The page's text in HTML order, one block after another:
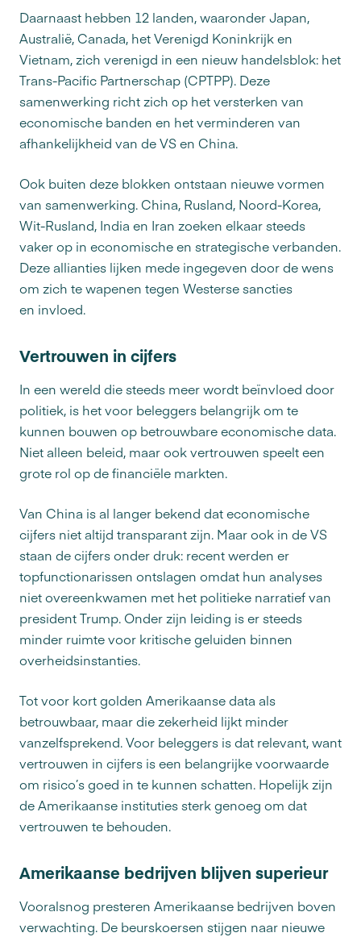
Daarnaast hebben 12 landen, waaronder Japan,
Australië, Canada, het Verenigd Koninkrijk en
Vietnam, zich verenigd in een nieuw handelsblok: het
Trans-Pacific Partnerschap (CPTPP). Deze
samenwerking richt zich op het versterken van
economische banden en het verminderen van
afhankelijkheid van de VS en China.
Ook buiten deze blokken ontstaan nieuwe vormen
van samenwerking. China, Rusland, Noord-Korea,
Wit-Rusland, India en Iran zoeken elkaar steeds
vaker op in economische en strategische verbanden.
Deze allianties lijken mede ingegeven door de wens
om zich te wapenen tegen Westerse sancties
en invloed.
Vertrouwen in cijfers
In een wereld die steeds meer wordt beïnvloed door
politiek, is het voor beleggers belangrijk om te
kunnen bouwen op betrouwbare economische data.
Niet alleen beleid, maar ook vertrouwen speelt een
grote rol op de financiële markten.
Van China is al langer bekend dat economische
cijfers niet altijd transparant zijn. Maar ook in de VS
staan de cijfers onder druk: recent werden er
topfunctionarissen ontslagen omdat hun analyses
niet overeenkwamen met het politieke narratief van
president Trump. Onder zijn leiding is er steeds
minder ruimte voor kritische geluiden binnen
overheidsinstanties.
Tot voor kort golden Amerikaanse data als
betrouwbaar, maar die zekerheid lijkt minder
vanzelfsprekend. Voor beleggers is dat relevant, want
vertrouwen in cijfers is een belangrijke voorwaarde
om risico’s goed in te kunnen schatten. Hopelijk zijn
de Amerikaanse instituties sterk genoeg om dat
vertrouwen te behouden.
Amerikaanse bedrijven blijven superieur
Vooralsnog presteren Amerikaanse bedrijven boven
verwachting. De beurskoersen stijgen naar nieuwe